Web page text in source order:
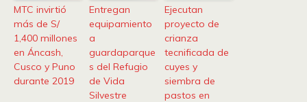
MTC invirtió
más de S/
1,400 millones
en Áncash,
Cusco y Puno
durante 2019
Entregan
equipamiento
a
guardaparque
s del Refugio
de Vida
Silvestre
Ejecutan
proyecto de
crianza
tecnificada de
cuyes y
siembra de
pastos en